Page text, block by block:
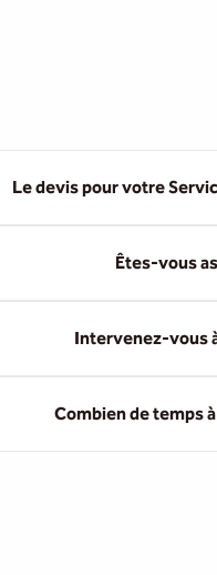
Le devis pour votre
Êtes-vous
Intervenez-vous
Combien de temps